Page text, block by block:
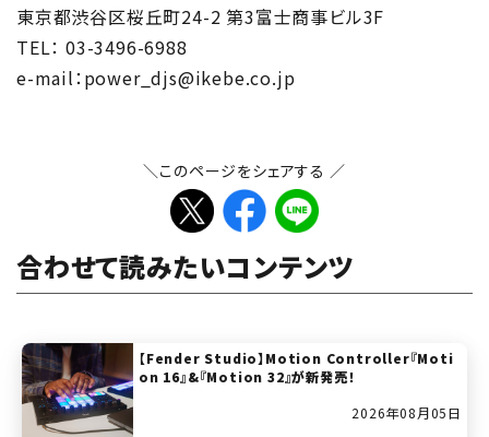
東京都渋谷区桜丘町24-2 第3富士商事ビル3F
TEL： 03-3496-6988
e-mail：power_djs@ikebe.co.jp
＼このページをシェアする ／
合わせて読みたいコンテンツ
【Fender Studio】Motion Controller『Moti
on 16』&『Motion 32』が新発売！
2026年08月05日